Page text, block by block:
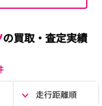
の買取・査定実績
走行距離順